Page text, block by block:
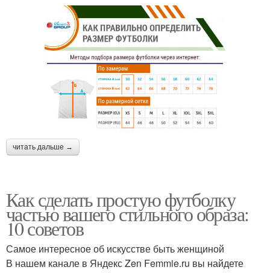
читать дальше →
Как сделать простую футболку
частью вашего стильного образа:
10 советов
Самое интересное об искусстве быть женщиной
В нашем канале в Яндекс Zen Femmie.ru вы найдете